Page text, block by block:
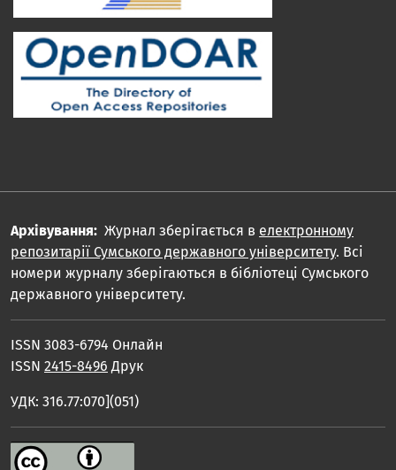
Архівування: Журнал зберігається в електронному
репозитарії Сумського державного університету. Всі
номери журналу зберігаються в бібліотеці Сумського
державного університету.
ISSN 3083-6794 Онлайн
ISSN 2415-8496 Друк
УДК: 316.77:070](051)